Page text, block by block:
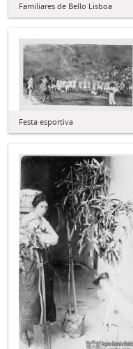
Familiares de Bello Lisboa
Festa esportiva